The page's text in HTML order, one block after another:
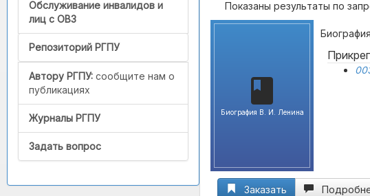
Обслуживание инвалидов и
лиц с ОВЗ
Репозиторий РГПУ
Автору РГПУ: сообщите нам о
публикациях
Журналы РГПУ
Задать вопрос
Показаны результаты по
Биография В. И. Ленина
Заказать